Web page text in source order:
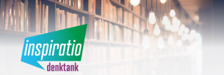
Spring
naar
de
inhoud